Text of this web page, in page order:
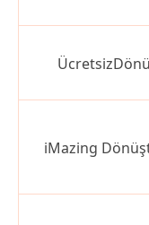
iMazing